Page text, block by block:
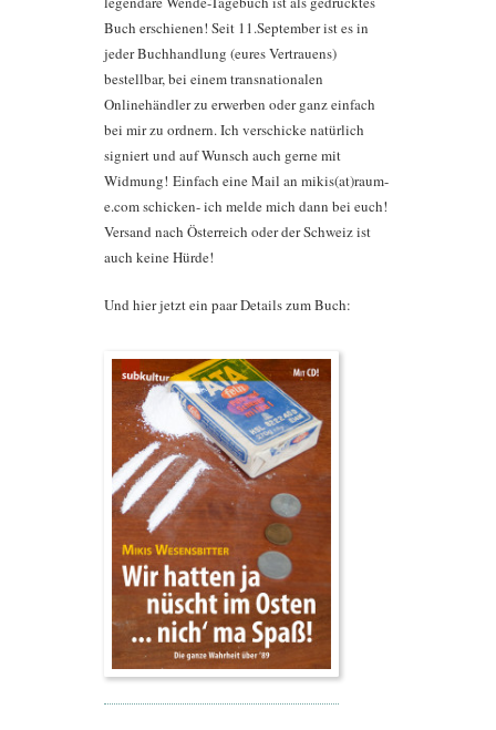
Buch erschienen! Seit 11.September ist es in
jeder Buchhandlung (eures Vertrauens)
bestellbar, bei einem transnationalen
Onlinehändler zu erwerben oder ganz einfach
bei mir zu ordnern. Ich verschicke natürlich
signiert und auf Wunsch auch gerne mit
Widmung! Einfach eine Mail an mikis(at)raum-
e.com schicken- ich melde mich dann bei euch!
Versand nach Österreich oder der Schweiz ist
auch keine Hürde!
Und hier jetzt ein paar Details zum Buch: